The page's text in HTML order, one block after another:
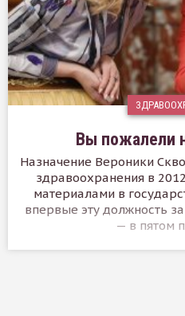
Вы пожалели
Назначение Вероники
здравоохранения в
материалами в
впервые эту должность
— в пятом